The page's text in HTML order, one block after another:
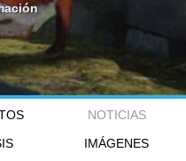
NOTICIAS
IMÁGENES